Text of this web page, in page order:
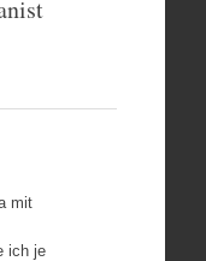
mit
ich je